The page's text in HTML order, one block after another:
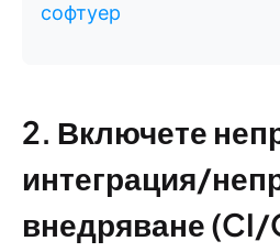
софтуер
2. Включете
интеграция/
внедряване (CI/